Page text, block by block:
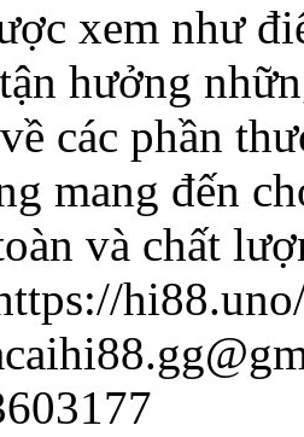
xem như
hưởng
các phần
mang đến
và chất